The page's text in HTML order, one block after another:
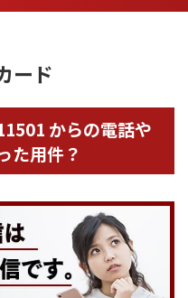
ード
からの電話や
た用件？